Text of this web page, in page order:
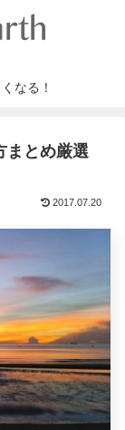
なる！
まとめ厳選
2017.07.20